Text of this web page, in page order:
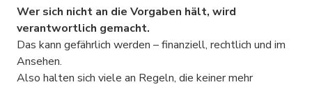
Wer sich nicht an die Vorgaben hält, wird
verantwortlich gemacht.
Das kann gefährlich werden – finanziell, rechtlich und im
Ansehen.
Also halten sich viele an Regeln, die keiner mehr